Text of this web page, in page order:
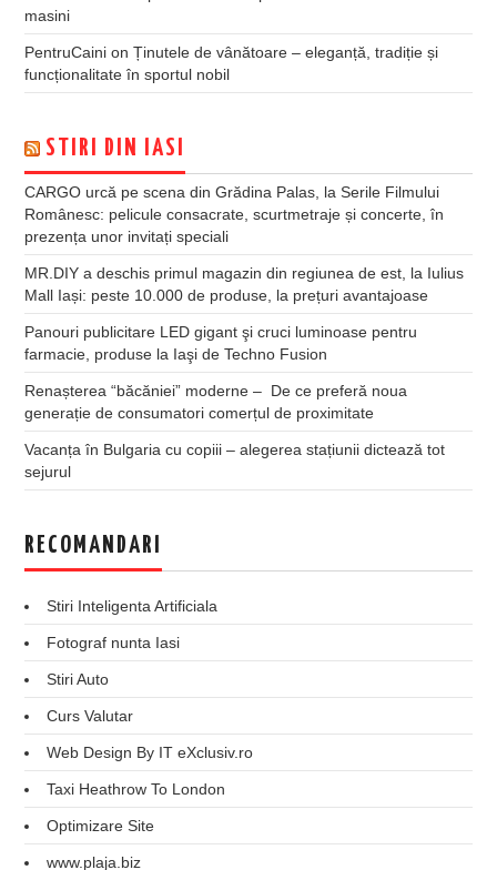
masini
PentruCaini onȚinutele de vânătoare – eleganță, tradiție și
funcționalitate în sportul nobil
STIRI DIN IASI
CARGO urcă pe scena din Grădina Palas, la Serile Filmului
Românesc: pelicule consacrate, scurtmetraje și concerte, în
prezența unor invitați speciali
MR.DIY a deschis primul magazin din regiunea de est, la Iulius
Mall Iași: peste 10.000 de produse, la prețuri avantajoase
Panouri publicitare LED gigant şi cruci luminoase pentru
farmacie, produse la Iaşi de Techno Fusion
Renașterea “băcăniei” moderne – De ce preferă noua
generație de consumatori comerțul de proximitate
Vacanța în Bulgaria cu copiii – alegerea stațiunii dictează tot
sejurul
RECOMANDARI
Stiri Inteligenta Artificiala
Fotograf nunta Iasi
Stiri Auto
Curs Valutar
Web Design By IT eXclusiv.ro
Taxi Heathrow To London
Optimizare Site
www.plaja.biz